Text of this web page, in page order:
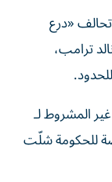
تحالف «درع
ترامب،
المشروط لـ
للحكومة شلّت